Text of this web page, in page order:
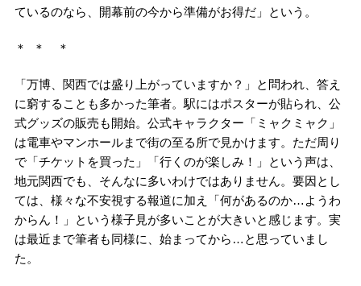
ているのなら、開幕前の今から準備がお得だ」という。
＊ ＊ ＊
「万博、関西では盛り上がっていますか？」と問われ、答え
に窮することも多かった筆者。駅にはポスターが貼られ、公
式グッズの販売も開始。公式キャラクター「ミャクミャク」
は電車やマンホールまで街の至る所で見かけます。ただ周り
で「チケットを買った」「行くのが楽しみ！」という声は、
地元関西でも、そんなに多いわけではありません。要因とし
ては、様々な不安視する報道に加え「何があるのか…ようわ
からん！」という様子見が多いことが大きいと感じます。実
は最近まで筆者も同様に、始まってから…と思っていまし
た。